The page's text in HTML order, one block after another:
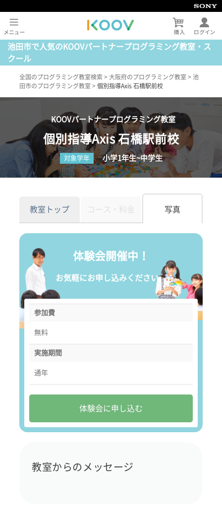
池田市で人気のKOOVパートナープログラミング教室・ス
クール
全国のプログラミング教室検索 > 大阪府のプログラミング教室 > 池
田市のプログラミング教室 > 個別指導Axis 石橋駅前校
KOOVパートナープログラミング教室
個別指導Axis 石橋駅前校
対象学年 小学1年生~中学生
教室トップ コース・料金 写真
体験会開催中！
お気軽にお申し込みください。
参加費
無料
実施期間
通年
体験会に申し込む
教室からのメッセージ